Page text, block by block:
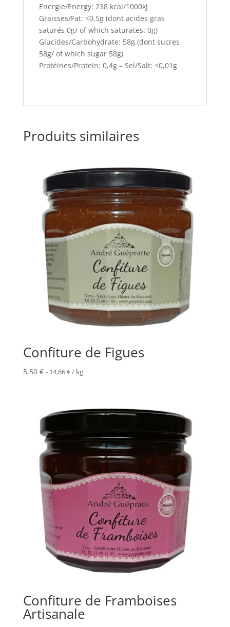
Energie/Energy: 238 kcal/1000kJ
Graisses/Fat: <0,5g (dont acides gras
saturés 0g/ of which saturates: 0g)
Glucides/Carbohydrate: 58g (dont sucres
58g/ of which sugar 58g)
Protéines/Protein: 0,4g – Sel/Salt: <0,01g
Produits similaires
Confiture de Figues
5,50 € - 14,86€/ kg
Confiture de Framboises
Artisanale